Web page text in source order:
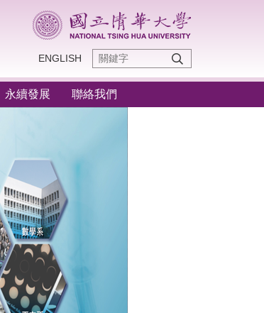
ENGLISH
永續發展 聯絡我們